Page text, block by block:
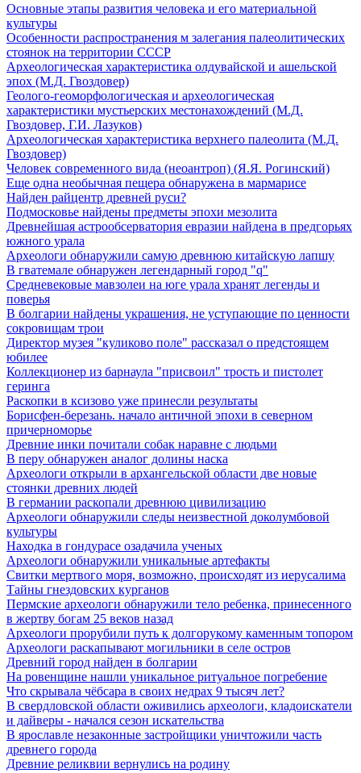
Основные этапы развития человека и его материальной
культуры
Особенности распространения м залегания палеолитических
стоянок на территории СССР
Археологическая характеристика олдувайской и ашельской
эпох (М.Д. Гвоздовер)
Геолого-геоморфологическая и археологическая
характеристики мустьерских местонахождений (М.Д.
Гвоздовер, Г.И. Лазуков)
Археологическая характеристика верхнего палеолита (М.Д.
Гвоздовер)
Человек современного вида (неоантроп) (Я.Я. Рогинский)
Еще одна необычная пещера обнаружена в мармарисе
Найден райцентр древней руси?
Подмосковье найдены предметы эпохи мезолита
Древнейшая астрообсерватория евразии найдена в предгорьях
южного урала
Археологи обнаружили самую древнюю китайскую лапшу
В гватемале обнаружен легендарный город "q"
Средневековые мавзолеи на юге урала хранят легенды и
поверья
В болгарии найдены украшения, не уступающие по ценности
сокровищам трои
Директор музея "куликово поле" рассказал о предстоящем
юбилее
Коллекционер из барнаула "присвоил" трость и пистолет
геринга
Раскопки в ксизово уже принесли результаты
Борисфен-березань. начало античной эпохи в северном
причерноморье
Древние инки почитали собак наравне с людьми
В перу обнаружен аналог долины наска
Археологи открыли в архангельской области две новые
стоянки древних людей
В германии раскопали древнюю цивилизацию
Археологи обнаружили следы неизвестной доколумбовой
культуры
Находка в гондурасе озадачила ученых
Археологи обнаружили уникальные артефакты
Свитки мертвого моря, возможно, происходят из иерусалима
Тайны гнездовских курганов
Пермские археологи обнаружили тело ребенка, принесенного
в жертву богам 25 веков назад
Археологи прорубили путь к долгорукому каменным топором
Археологи раскапывают могильники в селе остров
Древний город найден в болгарии
На ровенщине нашли уникальное ритуальное погребение
Что скрывала чёбсара в своих недрах 9 тысяч лет?
В свердловской области оживились археологи, кладоискатели
и дайверы - начался сезон искательства
В ярославле незаконные застройщики уничтожили часть
древнего города
Древние реликвии вернулись на родину